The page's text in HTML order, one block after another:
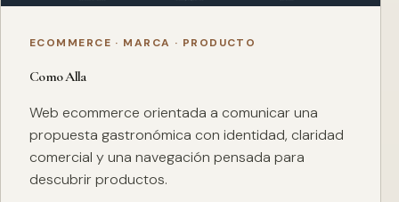
ECOMMERCE · MARCA · PRODUCTO
Como Alla
Web ecommerce orientada a comunicar una
propuesta gastronómica con identidad, claridad
comercial y una navegación pensada para
descubrir productos.